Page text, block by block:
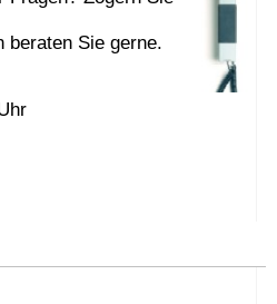
beraten Sie gerne.